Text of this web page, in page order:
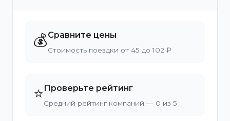
💰Сравните цены
Стоимость поездки от 45 до 102 ₽
⭐Проверьте рейтинг
Средний рейтинг компаний — 0 из 5